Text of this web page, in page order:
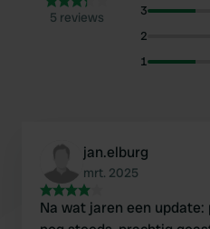
5 reviews
3
2
1
jan.elburg
mrt. 2025
Na wat jaren een update: